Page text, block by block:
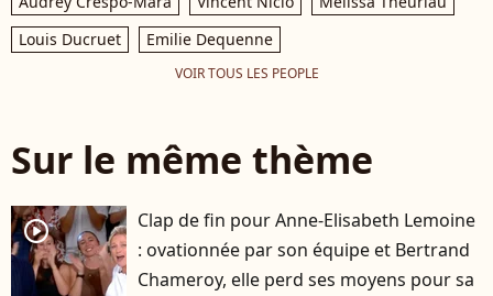
Louis Ducruet
Emilie Dequenne
VOIR TOUS LES PEOPLE
Sur le même thème
player2
Clap de fin pour Anne-Elisabeth Lemoine
: ovationnée par son équipe et Bertrand
Chameroy, elle perd ses moyens pour sa